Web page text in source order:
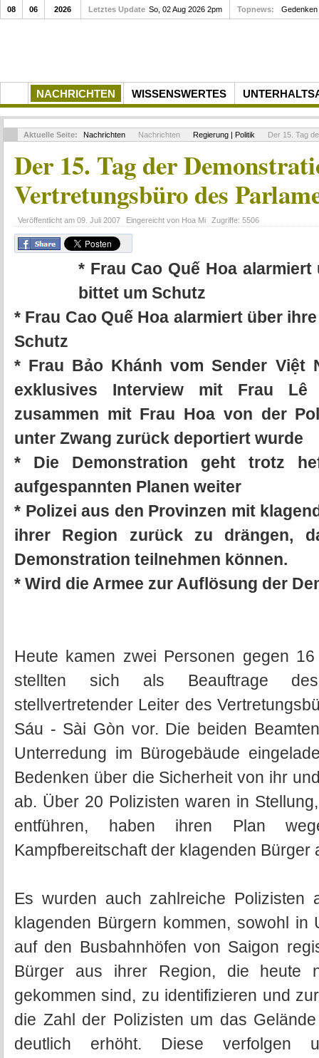
NACHRICHTEN WISSENSWERTES
08 06 2026 Letztes Update So, 02 Aug 2026 2pm Topnews:
Gedenkfeier zum 10.
Aktuelle Seite: Nachrichten Nachrichten Regierung | Politik Der 15. Tag
Der 15. Tag der
Vertretungsbüro des
Veröffentlicht am 09. Juli 2007 Eingereicht von Hoa Mi Zugriffe: 5506
* Frau Cao Quế Hoa
bittet um Schutz
* Frau Cao Quế Hoa alarmiert über
Schutz
* Frau Bảo Khánh vom Sender Việt
exklusives Interview mit Frau Lê
zusammen mit Frau Hoa von der
unter Zwang zurück deportiert wurde
* Die Demonstration geht trotz
aufgespannten Planen weiter
* Polizei aus den Provinzen mit
ihrer Region zurück zu drängen,
Demonstration teilnehmen können.
* Wird die Armee zur Auflösung der
Heute kamen zwei Personen gegen
stellten sich als Beauftrage des
stellvertretender Leiter des
Sáu - Sài Gòn vor. Die beiden
Unterredung im Bürogebäude
Bedenken über die Sicherheit von ihr
ab. Über 20 Polizisten waren in
entführen, haben ihren Plan
Kampfbereitschaft der klagenden Bürger
Es wurden auch zahlreiche
klagenden Bürgern kommen, sowohl
auf den Busbahnhöfen von Saigon
Bürger aus ihrer Region, die heute
gekommen sind, zu identifizieren und
die Zahl der Polizisten um das
deutlich erhöht. Diese verfolgen